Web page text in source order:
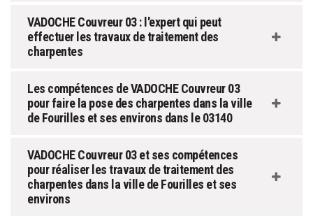
VADOCHE Couvreur 03 : l'expert qui peut
effectuer les travaux de traitement des
charpentes
Les compétences de VADOCHE Couvreur 03
pour faire la pose des charpentes dans la ville
de Fourilles et ses environs dans le 03140
VADOCHE Couvreur 03 et ses compétences
pour réaliser les travaux de traitement des
charpentes dans la ville de Fourilles et ses
environs